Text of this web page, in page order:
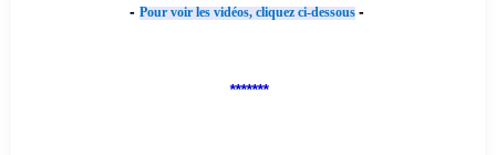
- Pour voir les vidéos, cliquez ci-dessous -
*******